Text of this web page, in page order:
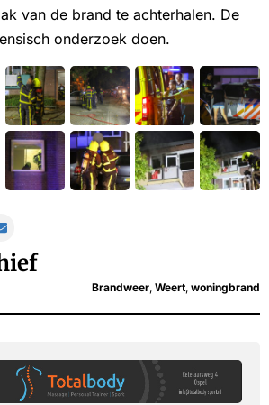
van de brand te achterhalen. De
onderzoek doen.
Brandweer, Weert, woningbrand